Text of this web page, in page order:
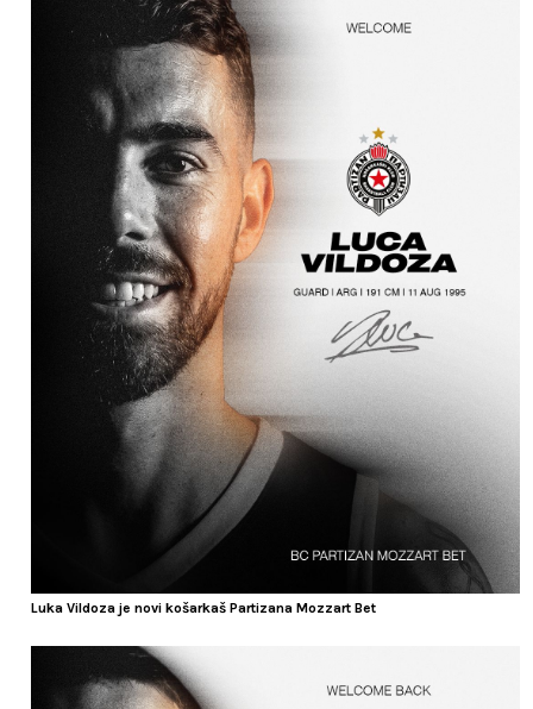
Luka Vildoza je novi košarkaš Partizana Mozzart Bet